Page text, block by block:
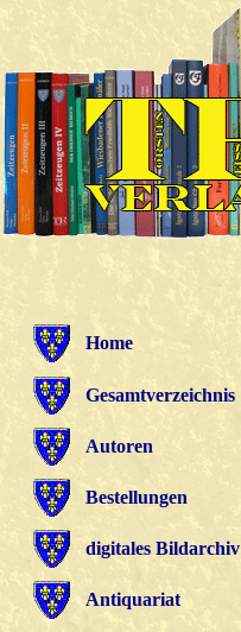
Home
Gesamtverzeichnis
Autoren
Bestellungen
digitales Bildarchiv
Antiquariat